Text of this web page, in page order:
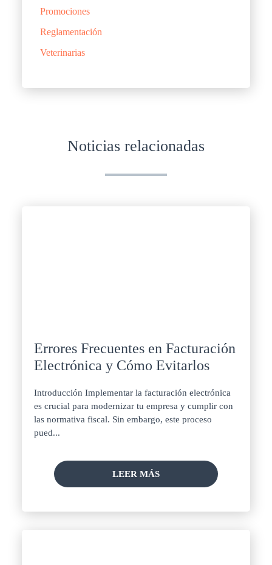
Promociones
Reglamentación
Veterinarias
Noticias relacionadas
Errores Frecuentes en Facturación
Electrónica y Cómo Evitarlos
Introducción Implementar la facturación electrónica
es crucial para modernizar tu empresa y cumplir con
las normativa fiscal. Sin embargo, este proceso
pued...
LEER MÁS